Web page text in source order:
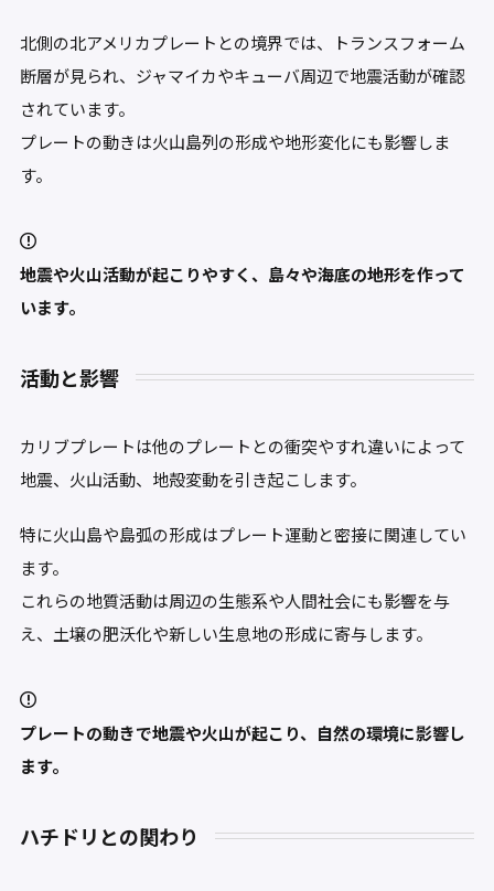
北側の北アメリカプレートとの境界では、トランスフォーム
断層が見られ、ジャマイカやキューバ周辺で地震活動が確認
されています。
プレートの動きは火山島列の形成や地形変化にも影響しま
す。
地震や火山活動が起こりやすく、島々や海底の地形を作って
います。
活動と影響
カリブプレートは他のプレートとの衝突やすれ違いによって
地震、火山活動、地殻変動を引き起こします。
特に火山島や島弧の形成はプレート運動と密接に関連してい
ます。
これらの地質活動は周辺の生態系や人間社会にも影響を与
え、土壌の肥沃化や新しい生息地の形成に寄与します。
プレートの動きで地震や火山が起こり、自然の環境に影響し
ます。
ハチドリとの関わり